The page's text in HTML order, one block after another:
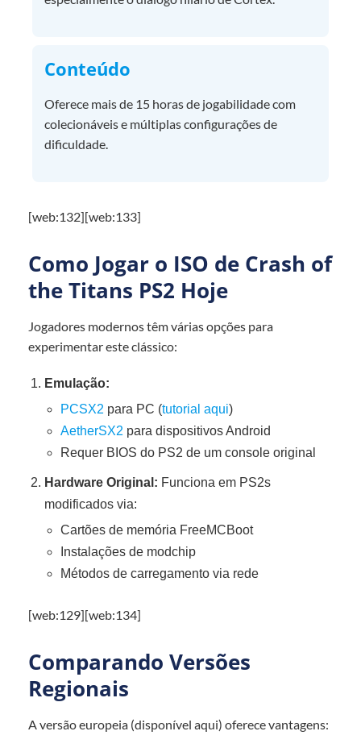
Conteúdo
Oferece mais de 15 horas de jogabilidade com
colecionáveis e múltiplas configurações de
dificuldade.
[web:132][web:133]
Como Jogar o ISO de Crash of
the Titans PS2 Hoje
Jogadores modernos têm várias opções para
experimentar este clássico:
Emulação:
PCSX2 para PC (tutorial aqui)
AetherSX2 para dispositivos Android
Requer BIOS do PS2 de um console original
Hardware Original: Funciona em PS2s
modificados via:
Cartões de memória FreeMCBoot
Instalações de modchip
Métodos de carregamento via rede
[web:129][web:134]
Comparando Versões
Regionais
A versão europeia (disponível aqui) oferece vantagens: